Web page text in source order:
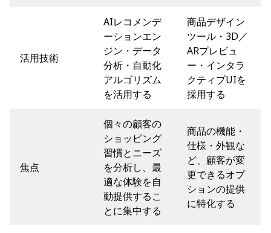
活用技術
AIレコメンデ
ーションエン
ジン・データ
分析・自動化
アルゴリズム
を活用する
商品デザイン
ツール・3D／
ARプレビュ
ー・インタラ
クティブUIを
採用する
焦点
個々の顧客の
ショッピング
習慣とニーズ
を分析し、最
適な体験を自
動提供するこ
とに集中する
商品の機能・
仕様・外観な
ど、顧客が変
更できるオプ
ションの提供
に特化する